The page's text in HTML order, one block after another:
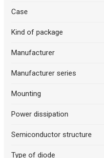
Case
Kind of package
Manufacturer
Manufacturer series
Mounting
Power dissipation
Semiconductor structure
Type of diode